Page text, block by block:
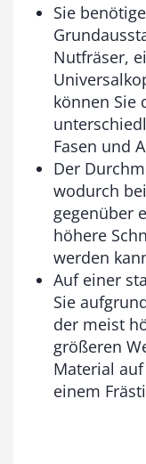
Sie
Nutfräser,
können Sie
Fasen und
Der
wodurch
gegenüber
höhere
werden
Auf einer
Sie
der meist
größeren
Material
einem